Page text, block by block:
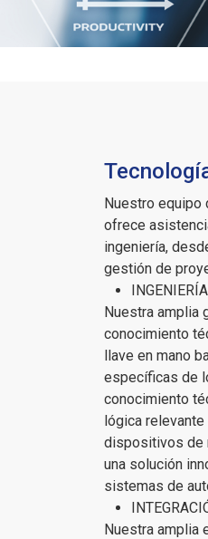
Nuestro
ofrece
ingeniería,
gestión de
Nuestra amplia
conocimiento
llave en mano
específicas de
conocimiento
lógica
dispositivos de
una solución
sistemas de
Nuestra amplia